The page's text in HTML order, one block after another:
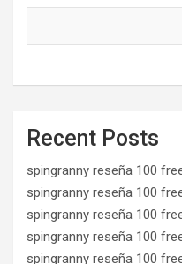
Recent Posts
spingranny reseña 100
spingranny reseña 100
spingranny reseña 100
spingranny reseña 100
spingranny reseña 100